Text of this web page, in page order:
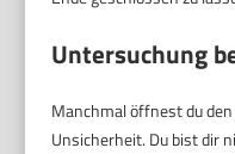
Untersuchung
Manchmal öffnest du
Unsicherheit. Du bist dir